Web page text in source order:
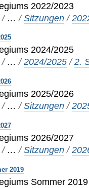
2022/2023
/ …/Sitzungen /
2024/2025
/ …/2024/2025 /2.
2025/2026
/ …/Sitzungen /
2026/2027
/ …/Sitzungen /
2019
Sommer 2019